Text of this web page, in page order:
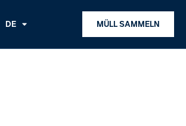
DE MÜLL SAMMELN